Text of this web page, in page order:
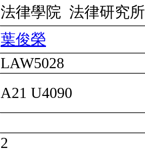
法律學院 法律研究
葉俊榮
LAW5028
A21 U4090
2